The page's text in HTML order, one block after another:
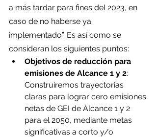
a más tardar para fines del 2023, en
caso de no haberse ya
implementado”. Es así como se
consideran los siguientes puntos:
Objetivos de reducción para
emisiones de Alcance 1 y 2:
Construiremos trayectorias
claras para lograr cero emisiones
netas de GEI de Alcance 1 y 2
para el 2050, mediante metas
significativas a corto y/o